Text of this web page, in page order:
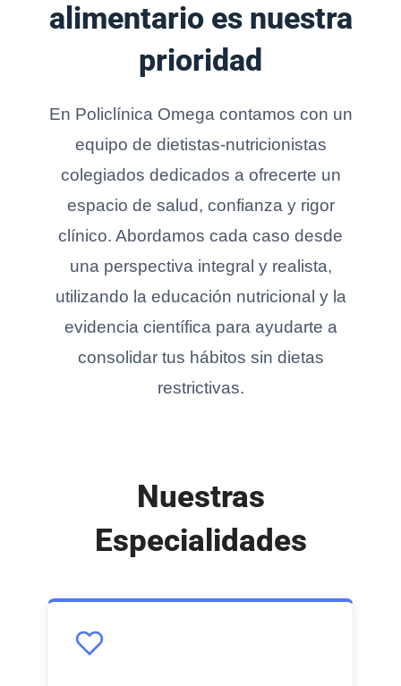
alimentario es nuestra
prioridad
En Policlínica Omega contamos con un
equipo de dietistas-nutricionistas
colegiados dedicados a ofrecerte un
espacio de salud, confianza y rigor
clínico. Abordamos cada caso desde
una perspectiva integral y realista,
utilizando la educación nutricional y la
evidencia científica para ayudarte a
consolidar tus hábitos sin dietas
restrictivas.
Nuestras
Especialidades